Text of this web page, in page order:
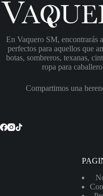
En Vaquero SM, encontrarás
perfectos para aquellos que
botas, sombreros, texanas,
ropa para
Compartimos una